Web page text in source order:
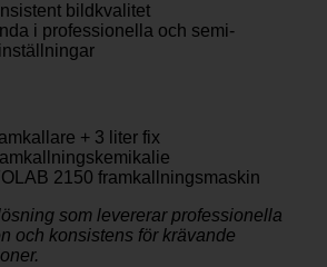
bildkvalitet
i professionella och semi-
+ 3 liter fix
2150 framkallningsmaskin
som levererar professionella
och konsistens för krävande